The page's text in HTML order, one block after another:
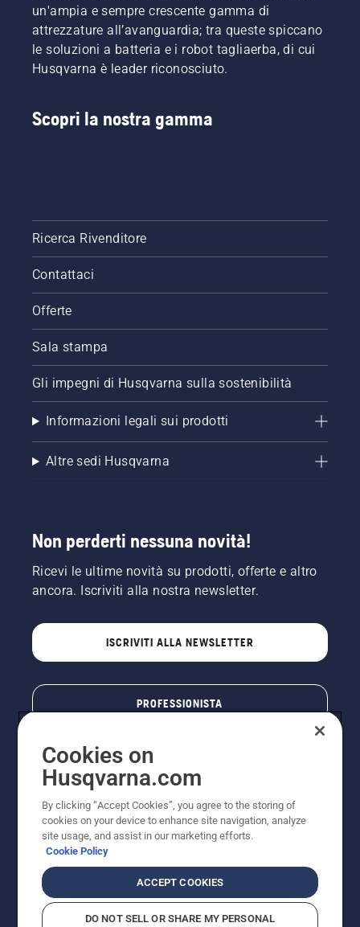
un'ampia e sempre crescente gamma di
attrezzature all’avanguardia; tra queste spiccano
le soluzioni a batteria e i robot tagliaerba, di cui
Husqvarna è leader riconosciuto.
Scopri la nostra gamma
Ricerca Rivenditore
Contattaci
Offerte
Sala stampa
Gli impegni di Husqvarna sulla sostenibilità
Informazioni legali sui prodotti
Altre sedi Husqvarna
Non perderti nessuna novità!
Ricevi le ultime novità su prodotti, offerte e altro
ancora. Iscriviti alla nostra newsletter.
ISCRIVITI ALLA NEWSLETTER
PROFESSIONISTA
© Husqvarna AB (publ). Tutti i diritti riservati. I prezzi
pubblicati si intendono raccomandati e arrotondati, non
impegnativi, comprensivi di I.V.A. vigente. FERCAD SpA
- Via Retrone, 49 - 36077 Altavilla Vic. (VI) - Capitale
Cookies on
Husqvarna.com
By clicking “Accept Cookies”, you agree to the storing of
cookies on your device to enhance site navigation, analyze
site usage, and assist in our marketing efforts.
Cookie Policy
ACCEPT COOKIES
DO NOT SELL OR SHARE MY PERSONAL